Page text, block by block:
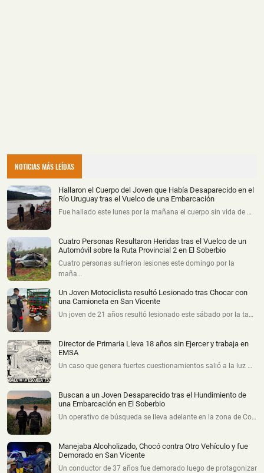
NOTICIAS MÁS LEÍDAS
Hallaron el Cuerpo del Joven que Había Desaparecido en el
Río Uruguay tras el Vuelco de una Embarcación
Fue hallado este lunes por la mañana el cuerpo sin vida de …
Cuatro Personas Resultaron Heridas tras el Vuelco de un
Automóvil sobre la Ruta Provincial 2 en El Soberbio
Cuatro personas sufrieron lesiones este domingo por la
maña…
Un Joven Motociclista resultó Lesionado tras Chocar con
una Camioneta en San Vicente
Un joven de 21 años resultó lesionado este sábado por la ta…
Director de Primaria Lleva 18 años sin Ejercer y trabaja en
EMSA
Un caso que genera fuertes cuestionamientos salió a la luz …
Buscan a un Joven Desaparecido tras el Hundimiento de
una Embarcación en El Soberbio
Un operativo de búsqueda se lleva adelante en la zona de Co…
Manejaba Alcoholizado, Chocó contra Otro Vehículo y fue
Demorado en San Vicente
Un conductor de 37 años fue demorado luego de protagonizar